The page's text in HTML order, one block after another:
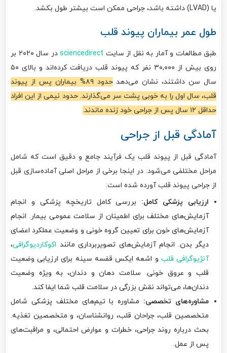
یا (LVAD) داشته باشد، جراحی ممکن است بیشتر طول بکشد.
طول عمر بیماران پیوند قلب
طبق مطالعات و آمار به نقل از سایت sciencedirect
در سال ۲۰۲۰ بر
روی بیش از ۳۰,۰۰۰ نفر که پیوند قلب دریافت کرده‌اند و بالای ۵۰
سال سن داشتند، نشان می‌دهد
حدود ۸۹% بیماران پس از پیوند
قلب، سال اول را به خوبی پشت سر می‌گذارند. حدود نیمی از این افراد
حداقل ۱۲ سال پس از جراحی خود زنده ماندند.
آمادگی قبل از جراحی
آمادگی قبل از پیوند قلب یک فرآیند جامع و دقیق است که شامل
مراحل مختلفی می‌شود. در اینجا برخی از مراحل اصلی آماده‌سازی قبل
از جراحی پیوند قلب آورده شده است:
ارزیابی پزشکی کامل: بررسی کامل تاریخچه پزشکی و انجام
آزمایش‌های مختلف برای اطمینان از سلامت عمومی بیمار. انجام
آزمایش‌های خون برای تعیین گروه خونی و وضعیت عملکرد اعضای
دیگر بدن. انجام آزمایش‌های تصویربرداری مانند اکوکاردیوگرافی،
آنژیوگرافی قلب و اشعه ایکس قفسه سینه برای ارزیابی وضعیت
قلب و عروق خونی. سلامت دهان و دندان، به ویژه وضعیت
دندان‌ها، می‌تواند نقش بزرگی در سلامت قلب شما ایفا کند.
مشاوره‌های تخصصی: مشاوره با تیم‌های مختلف پزشکی شامل
متخصصین قلب، جراحان قلب، روانشناسان، و متخصصین تغذیه.
بحث درباره روند جراحی، خطرات و عوارض احتمالی، و مراقبت‌های
پس از عمل.